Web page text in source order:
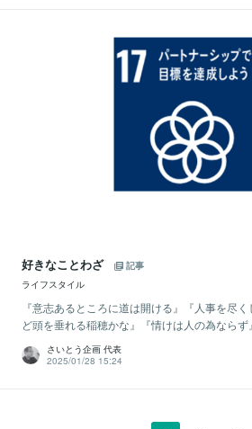
好きなことわざ
記事
ライフスタイル
『意志あるところに道は開ける』『人事を尽
ど頭を垂れる稲穂かな』『情けは人の為ならず
さいとう企画 代表
2025/01/28 15:24